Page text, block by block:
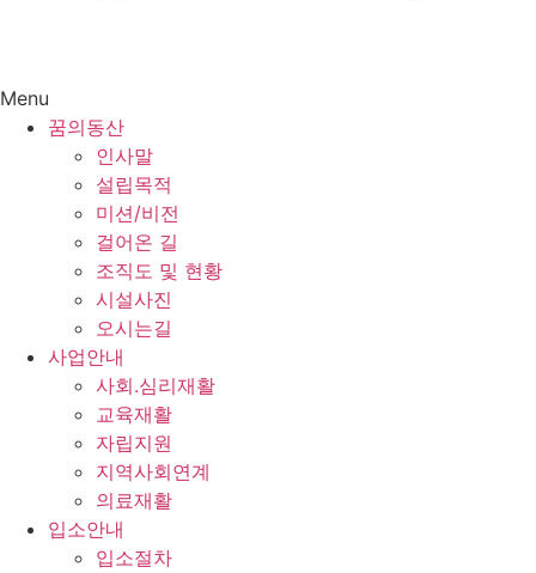
Menu
꿈의동산
인사말
설립목적
미션/비전
걸어온 길
조직도 및 현황
시설사진
오시는길
사업안내
사회.심리재활
교육재활
자립지원
지역사회연계
의료재활
입소안내
입소절차